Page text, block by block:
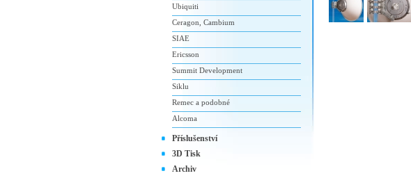
Ubiquiti
Ceragon, Cambium
SIAE
Ericsson
Summit Development
Siklu
Remec a podobné
Alcoma
Příslušenství
3D Tisk
Archiv